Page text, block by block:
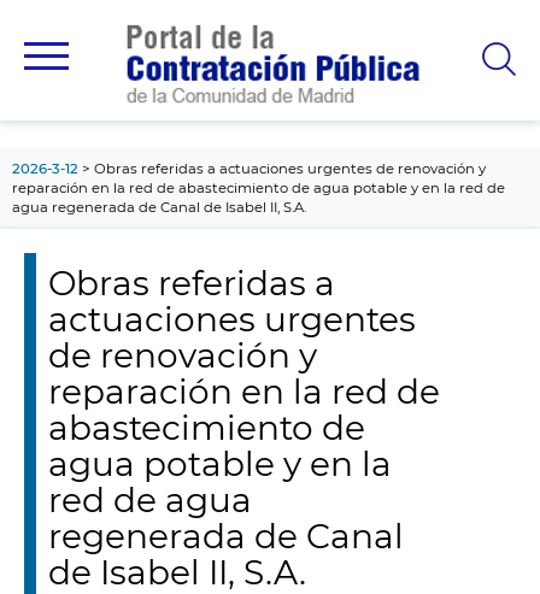
principal
2026-3-12
Obras referidas a actuaciones urgentes de renovación y
reparación en la red de abastecimiento de agua potable y en la red de
agua regenerada de Canal de Isabel II, S.A.
Obras referidas a
actuaciones urgentes
de renovación y
reparación en la red de
abastecimiento de
agua potable y en la
red de agua
regenerada de Canal
de Isabel II, S.A.